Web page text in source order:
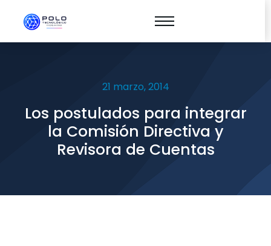
21 marzo, 2014
Los postulados para integrar
la Comisión Directiva y
Revisora de Cuentas